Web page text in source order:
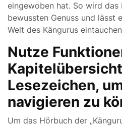
eingewoben hat. So wird das
bewussten Genuss und lässt
Welt des Kängurus
Nutze
Lesezeichen,
navigieren zu
Um das Hörbuch der